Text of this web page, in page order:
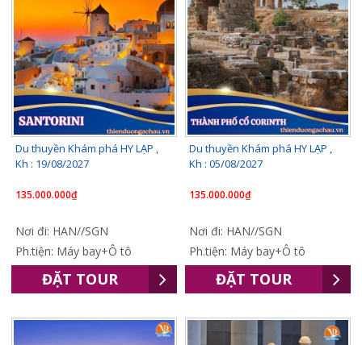
Du thuyền Khám phá HY LẠP ,
Kh : 19/08/2027
135.000.000₫
Nơi đi: HAN//SGN
Ph.tiện: Máy bay+Ô tô
ĐẶT TOUR
Du thuyền Khám phá HY LẠP ,
Kh : 05/08/2027
135.000.000₫
Nơi đi: HAN//SGN
Ph.tiện: Máy bay+Ô tô
ĐẶT TOUR